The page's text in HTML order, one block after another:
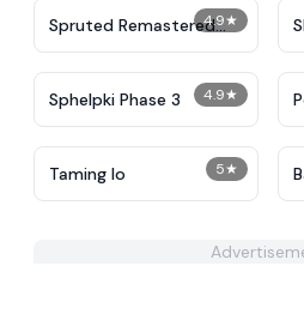
4.9★
Spruted Remastered
Alternative Phase 2
4.9★
Sphelpki Phase 3
5★
Taming Io